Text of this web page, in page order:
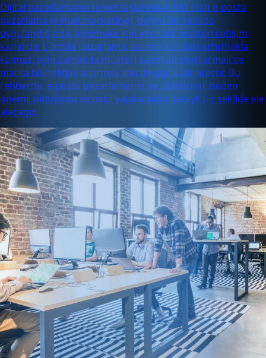
Dijital pazarlamanın temel taşlarından biri olan e-posta
pazarlama (e-mail marketing), doğru bir şekilde
uygulandığında, işletmeler için etkili bir müşteri iletişim
kanalıdır. E-posta pazarlama, sadece satışları artırmakla
kalmaz, aynı zamanda müşteri sadakati oluşturmak ve
marka bilinirliğini artırmak için de güçlü bir araçtır. Bu
rehberde, e-posta pazarlamanın ne olduğunu, neden
önemli olduğunu ve nasıl yapılacağını detaylı bir şekilde ele
alacağız.